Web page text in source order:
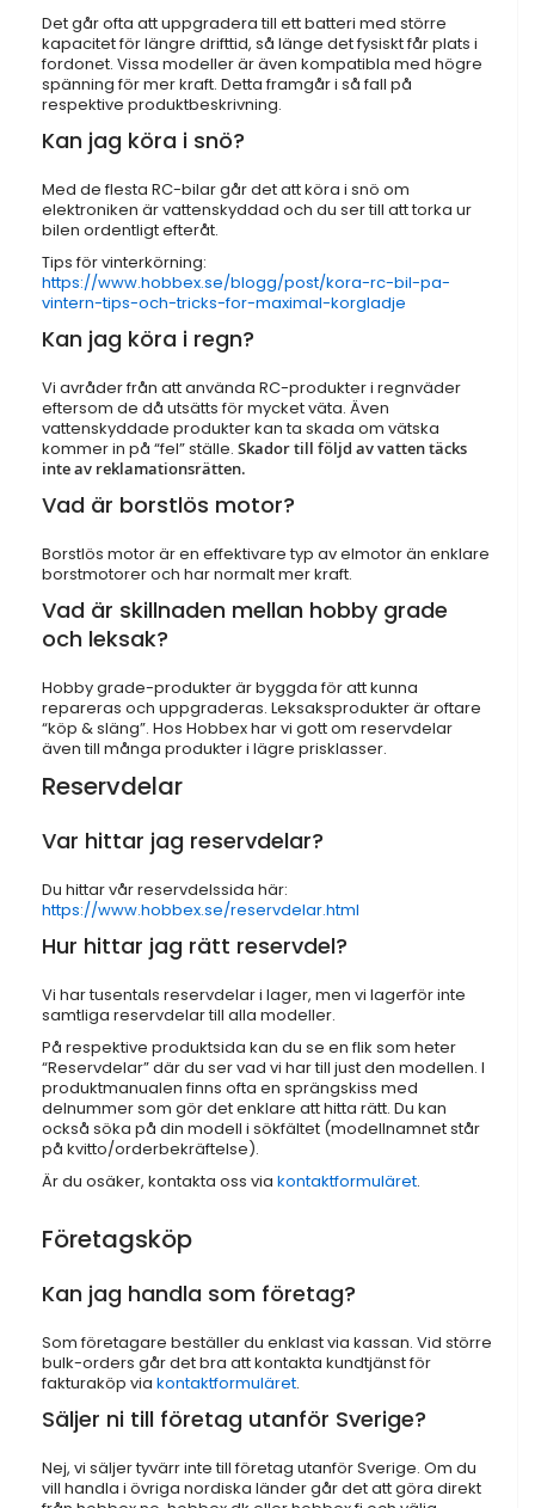
Det går ofta att uppgradera till ett batteri med större
kapacitet för längre drifttid, så länge det fysiskt får plats i
fordonet. Vissa modeller är även kompatibla med högre
spänning för mer kraft. Detta framgår i så fall på
respektive produktbeskrivning.
Kan jag köra i snö?
Med de flesta RC-bilar går det att köra i snö om
elektroniken är vattenskyddad och du ser till att torka ur
bilen ordentligt efteråt.
Tips för vinterkörning:
https://www.hobbex.se/blogg/post/kora-rc-bil-pa-
vintern-tips-och-tricks-for-maximal-korgladje
Kan jag köra i regn?
Vi avråder från att använda RC-produkter i regnväder
eftersom de då utsätts för mycket väta. Även
vattenskyddade produkter kan ta skada om vätska
kommer in på “fel” ställe. Skador till följd av vatten täcks
inte av reklamationsrätten.
Vad är borstlös motor?
Borstlös motor är en effektivare typ av elmotor än enklare
borstmotorer och har normalt mer kraft.
Vad är skillnaden mellan hobby grade
och leksak?
Hobby grade-produkter är byggda för att kunna
repareras och uppgraderas. Leksaksprodukter är oftare
“köp & släng”. Hos Hobbex har vi gott om reservdelar
även till många produkter i lägre prisklasser.
Reservdelar
Var hittar jag reservdelar?
Du hittar vår reservdelssida här:
https://www.hobbex.se/reservdelar.html
Hur hittar jag rätt reservdel?
Vi har tusentals reservdelar i lager, men vi lagerför inte
samtliga reservdelar till alla modeller.
På respektive produktsida kan du se en flik som heter
“Reservdelar” där du ser vad vi har till just den modellen. I
produktmanualen finns ofta en sprängskiss med
delnummer som gör det enklare att hitta rätt. Du kan
också söka på din modell i sökfältet (modellnamnet står
på kvitto/orderbekräftelse).
Är du osäker, kontakta oss via kontaktformuläret.
Företagsköp
Kan jag handla som företag?
Som företagare beställer du enklast via kassan. Vid större
bulk-orders går det bra att kontakta kundtjänst för
fakturaköp via kontaktformuläret.
Säljer ni till företag utanför Sverige?
Nej, vi säljer tyvärr inte till företag utanför Sverige. Om du
vill handla i övriga nordiska länder går det att göra direkt